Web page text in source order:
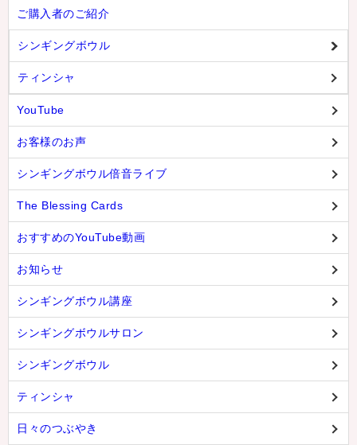
ご購入者のご紹介
シンギングボウル
ティンシャ
YouTube
お客様のお声
シンギングボウル倍音ライブ
The Blessing Cards
おすすめのYouTube動画
お知らせ
シンギングボウル講座
シンギングボウルサロン
シンギングボウル
ティンシャ
日々のつぶやき